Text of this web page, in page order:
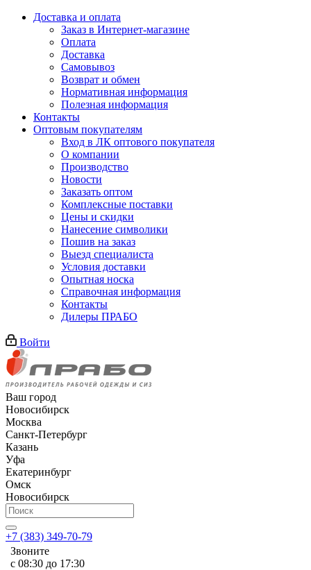
Доставка и оплата
Заказ в Интернет-магазине
Оплата
Доставка
Самовывоз
Возврат и обмен
Нормативная информация
Полезная информация
Контакты
Оптовым покупателям
Вход в ЛК оптового покупателя
О компании
Производство
Новости
Заказать оптом
Комплексные поставки
Цены и скидки
Нанесение символики
Пошив на заказ
Выезд специалиста
Условия доставки
Опытная носка
Справочная информация
Контакты
Дилеры ПРАБО
Войти
Ваш город
Новосибирск
Москва
Санкт-Петербург
Казань
Уфа
Екатеринбург
Омск
Новосибирск
+7 (383) 349-70-79
Звоните
с 08:30 до 17:30